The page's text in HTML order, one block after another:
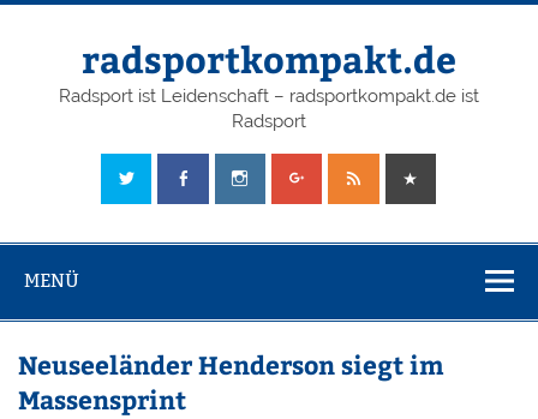
radsportkompakt.de
Radsport ist Leidenschaft – radsportkompakt.de ist
Radsport
MENÜ
Neuseeländer Henderson siegt im
Massensprint